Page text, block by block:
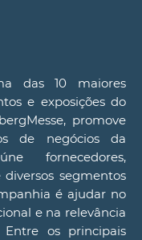
das 10 maiores
e exposições do
promove
de negócios da
fornecedores,
segmentos
é ajudar no
e na relevância
os principais